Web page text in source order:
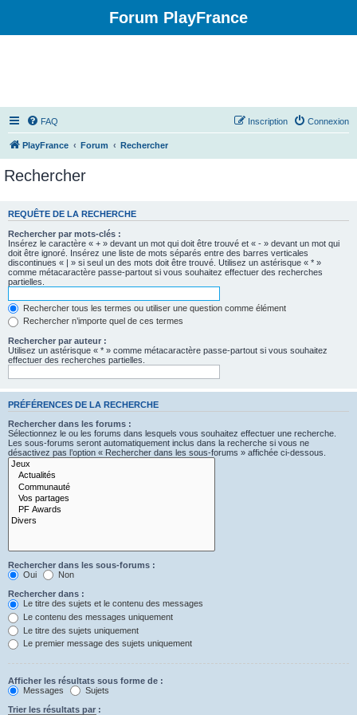
Forum PlayFrance
FAQ Connexion
Inscription
PlayFrance Forum Rechercher
Rechercher
REQUÊTE DE LA RECHERCHE
Rechercher par mots-clés :
Insérez le caractère « + » devant un mot qui doit être trouvé et « - » devant un mot qui
doit être ignoré. Insérez une liste de mots séparés entre des barres verticales
discontinues « | » si seul un des mots doit être trouvé. Utilisez un astérisque « * »
comme métacaractère passe-partout si vous souhaitez effectuer des recherches
partielles.
Rechercher tous les termes ou utiliser une question comme élément
Rechercher n’importe quel de ces termes
Rechercher par auteur :
Utilisez un astérisque « * » comme métacaractère passe-partout si vous souhaitez
effectuer des recherches partielles.
PRÉFÉRENCES DE LA RECHERCHE
Rechercher dans les forums :
Sélectionnez le ou les forums dans lesquels vous souhaitez effectuer une recherche.
Les sous-forums seront automatiquement inclus dans la recherche si vous ne
désactivez pas l’option « Rechercher dans les sous-forums » affichée ci-dessous.
Rechercher dans les sous-forums :
Oui
Non
Rechercher dans :
Le titre des sujets et le contenu des messages
Le contenu des messages uniquement
Le titre des sujets uniquement
Le premier message des sujets uniquement
Afficher les résultats sous forme de :
Messages
Sujets
Trier les résultats par :